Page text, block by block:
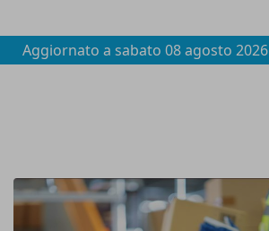
Aggiornato a sabato 08 agosto 2026